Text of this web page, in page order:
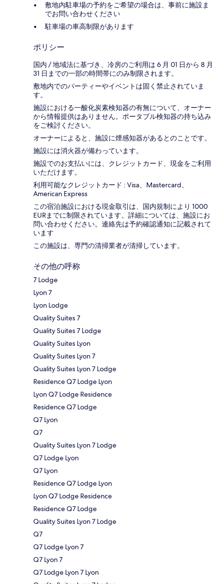
敷地内駐車場の予約をご希望の場合は、事前に施設ま
でお問い合わせください
駐車場の車高制限があります
ポリシー
国内 / 地域法に基づき、冷房のご利用は 6 月 01 日から 8 月
31 日までの一部の時間帯にのみ制限されます。
敷地内でのパーティーやイベントは固く禁止されていま
す。
施設における一酸化炭素検知器の有無について、オーナー
から情報提供はありません。ポータブル検知器の持ち込み
をご検討ください。
オーナーによると、施設に煙感知器があるとのことです。
施設には消火器が備わっています。
施設でのお支払いには、クレジットカード、現金をご利用
いただけます。
利用可能なクレジットカード : Visa、Mastercard、
American Express
この宿泊施設における現金取引は、国内規制により 1000
EURまでに制限されています。詳細については、施設にお
問い合わせください。連絡先は予約確認通知に記載されて
います
この施設は、専門の清掃業者が清掃しています。
その他の呼称
7 Lodge
Lyon 7
Lyon Lodge
Quality Suites 7
Quality Suites 7 Lodge
Quality Suites Lyon
Quality Suites Lyon 7
Quality Suites Lyon 7 Lodge
Residence Q7 Lodge Lyon
Lyon Q7 Lodge Residence
Residence Q7 Lodge
Q7 Lyon
Q7
Quality Suites Lyon 7 Lodge
Q7 Lodge Lyon
Q7 Lyon
Residence Q7 Lodge Lyon
Lyon Q7 Lodge Residence
Residence Q7 Lodge
Quality Suites Lyon 7 Lodge
Q7
Q7 Lodge Lyon 7
Q7 Lyon 7
Q7 Lodge Lyon 7 Lyon